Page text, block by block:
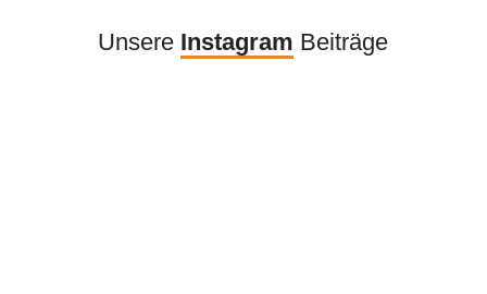
Unsere Instagram Beiträge